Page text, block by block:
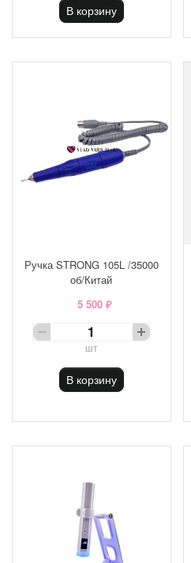
В корзину
Ручка STRONG 105L /35000
об/Китай
5 500 ₽
шт
В корзину